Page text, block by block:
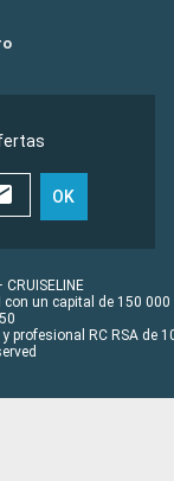
OK
un capital de 150 000
RC RSA de